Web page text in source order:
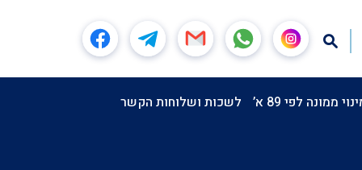
ממונה לפי 89 א’ לשכות ושלוחות הקשר